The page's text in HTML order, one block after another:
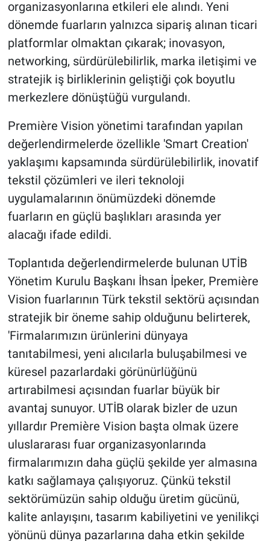
organizasyonlarına etkileri ele alındı. Yeni
dönemde fuarların yalnızca sipariş alınan ticari
platformlar olmaktan çıkarak; inovasyon,
networking, sürdürülebilirlik, marka iletişimi ve
stratejik iş birliklerinin geliştiği çok boyutlu
merkezlere dönüştüğü vurgulandı.
Première Vision yönetimi tarafından yapılan
değerlendirmelerde özellikle 'Smart Creation'
yaklaşımı kapsamında sürdürülebilirlik, inovatif
tekstil çözümleri ve ileri teknoloji
uygulamalarının önümüzdeki dönemde
fuarların en güçlü başlıkları arasında yer
alacağı ifade edildi.
Toplantıda değerlendirmelerde bulunan UTİB
Yönetim Kurulu Başkanı İhsan İpeker, Première
Vision fuarlarının Türk tekstil sektörü açısından
stratejik bir öneme sahip olduğunu belirterek,
'Firmalarımızın ürünlerini dünyaya
tanıtabilmesi, yeni alıcılarla buluşabilmesi ve
küresel pazarlardaki görünürlüğünü
artırabilmesi açısından fuarlar büyük bir
avantaj sunuyor. UTİB olarak bizler de uzun
yıllardır Première Vision başta olmak üzere
uluslararası fuar organizasyonlarında
firmalarımızın daha güçlü şekilde yer almasına
katkı sağlamaya çalışıyoruz. Çünkü tekstil
sektörümüzün sahip olduğu üretim gücünü,
kalite anlayışını, tasarım kabiliyetini ve yenilikçi
yönünü dünya pazarlarına daha etkin şekilde